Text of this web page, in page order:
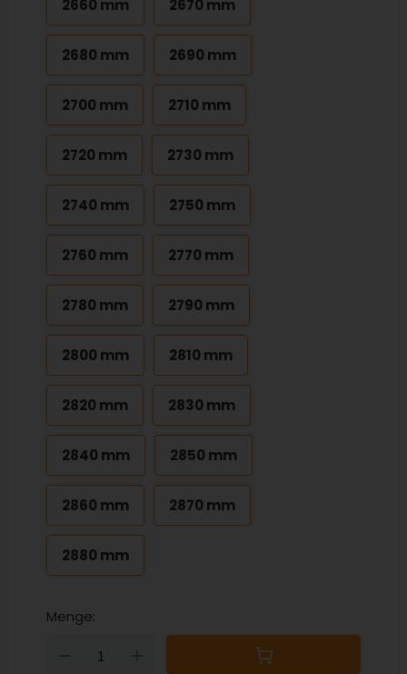
2660 mm 2670 mm
2680 mm 2690 mm
2700 mm 2710 mm
2720 mm 2730 mm
2740 mm 2750 mm
2760 mm 2770 mm
2780 mm 2790 mm
2800 mm 2810 mm
2820 mm 2830 mm
2840 mm 2850 mm
2860 mm 2870 mm
2880 mm
Menge:
Down